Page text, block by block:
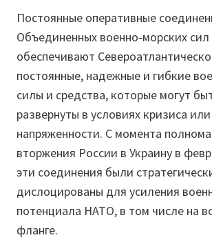
Постоянные оперативные
Объединенных военно-морских
обеспечивают
постоянные, надежные и гибкие
силы и средства, которые могут
развернуты в условиях кризиса или
напряженности. С момента
вторжения России в Украину в
эти соединения были
дислоцированы для усиления
потенциала НАТО, в том числе на
фланге.